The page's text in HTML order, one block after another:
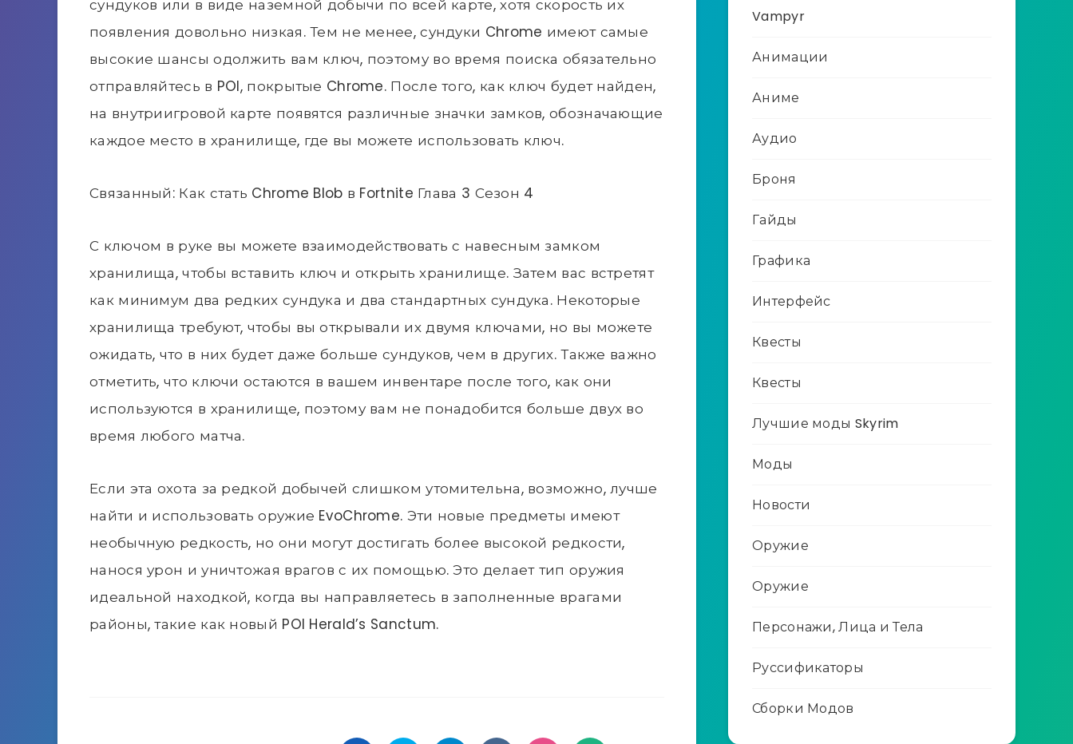
сундуков или в виде наземной добычи по всей карте, хотя скорость их
появления довольно низкая. Тем не менее, сундуки Chrome имеют самые
высокие шансы одолжить вам ключ, поэтому во время поиска обязательно
отправляйтесь в POI, покрытые Chrome. После того, как ключ будет найден,
на внутриигровой карте появятся различные значки замков, обозначающие
каждое место в хранилище, где вы можете использовать ключ.
Связанный: Как стать Chrome Blob в Fortnite Глава 3 Сезон 4
С ключом в руке вы можете взаимодействовать с навесным замком
хранилища, чтобы вставить ключ и открыть хранилище. Затем вас встретят
как минимум два редких сундука и два стандартных сундука. Некоторые
хранилища требуют, чтобы вы открывали их двумя ключами, но вы можете
ожидать, что в них будет даже больше сундуков, чем в других. Также важно
отметить, что ключи остаются в вашем инвентаре после того, как они
используются в хранилище, поэтому вам не понадобится больше двух во
время любого матча.
Если эта охота за редкой добычей слишком утомительна, возможно, лучше
найти и использовать оружие EvoChrome. Эти новые предметы имеют
необычную редкость, но они могут достигать более высокой редкости,
нанося урон и уничтожая врагов с их помощью. Это делает тип оружия
идеальной находкой, когда вы направляетесь в заполненные врагами
районы, такие как новый POI Herald’s Sanctum.
Vampyr
Анимации
Аниме
Аудио
Броня
Гайды
Графика
Интерфейс
Квесты
Квесты
Лучшие моды Skyrim
Моды
Новости
Оружие
Оружие
Персонажи, Лица и Тела
Руссификаторы
Сборки Модов